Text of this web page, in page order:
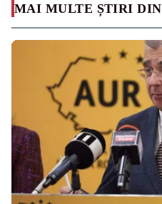
MAI MULTE ȘTIRI DIN